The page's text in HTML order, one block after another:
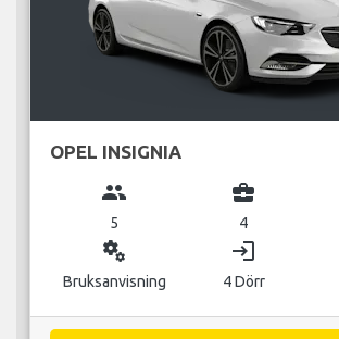
OPEL INSIGNIA
group
5
business_center
4
miscellaneous_services
Bruksanvisning
login
4 Dörr